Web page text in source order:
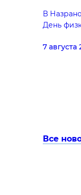
В
День
7 августа
Все